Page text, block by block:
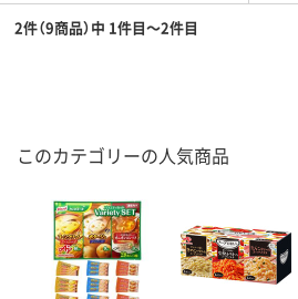
2件（9商品）中 1件目～2件目
このカテゴリーの人気商品